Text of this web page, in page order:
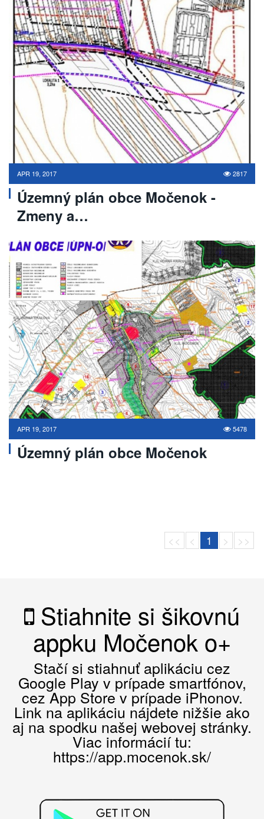
APR 19, 2017 2817
Územný plán obce Močenok -
Zmeny a…
APR 19, 2017 5478
Územný plán obce Močenok
<< < 1 > >>
Stiahnite si šikovnú
appku Močenok o+
Stačí si stiahnuť aplikáciu cez
Google Play v prípade smartfónov,
cez App Store v prípade iPhonov.
Link na aplikáciu nájdete nižšie ako
aj na spodku našej webovej stránky.
Viac informácií tu:
https://app.mocenok.sk/